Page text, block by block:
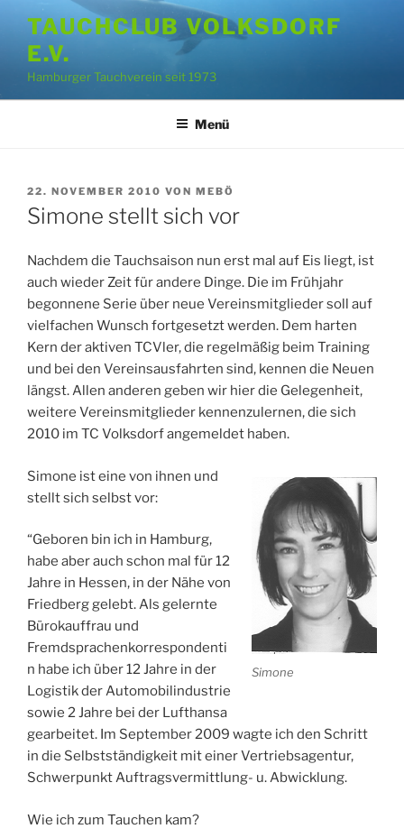
Inhalt
springen
TAUCHCLUB VOLKSDORF
E.V.
Hamburger Tauchverein seit 1973
Menü
VERÖFFENTLICHT
AM
22. NOVEMBER 2010 VON MEBÖ
Simone stellt sich vor
Nachdem die Tauchsaison nun erst mal auf Eis liegt, ist
auch wieder Zeit für andere Dinge. Die im Frühjahr
begonnene Serie über neue Vereinsmitglieder soll auf
vielfachen Wunsch fortgesetzt werden. Dem harten
Kern der aktiven TCVler, die regelmäßig beim Training
und bei den Vereinsausfahrten sind, kennen die Neuen
längst. Allen anderen geben wir hier die Gelegenheit,
weitere Vereinsmitglieder kennenzulernen, die sich
2010 im TC Volksdorf angemeldet haben.
Simone
Simone ist eine von ihnen und
stellt sich selbst vor:
“Geboren bin ich in Hamburg,
habe aber auch schon mal für 12
Jahre in Hessen, in der Nähe von
Friedberg gelebt. Als gelernte
Bürokauffrau und
Fremdsprachenkorrespondenti
n habe ich über 12 Jahre in der
Logistik der Automobilindustrie
sowie 2 Jahre bei der Lufthansa
gearbeitet. Im September 2009 wagte ich den Schritt
in die Selbstständigkeit mit einer Vertriebsagentur,
Schwerpunkt Auftragsvermittlung- u. Abwicklung.
Wie ich zum Tauchen kam?